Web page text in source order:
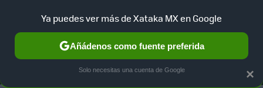
MENÚ NUEVO
GAMING HOME AUTO ×
Ya puedes ver más de Xataka MX en Google
Añádenos como fuente preferida
Solo necesitas una cuenta de Google